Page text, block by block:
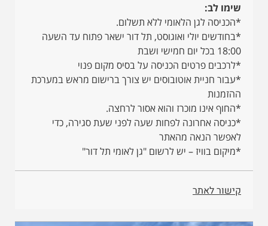
שימו לב:
*הכניסה לגן הלאומי ללא תשלום.
*בחודשים יולי ואוגוסט, תל דור ישאר פתוח עד השעה
18:00 בכל יום חמישי ושבת
*לרכבים פרטים הכניסה על בסיס מקום פנוי
*עבור חניית אוטובוסים יש צורך ברישום מראש במערכת
ההזמנות
*החוף אינו מוכרז והוא אסור לרחצה.
*כניסה אחרונה לפחות שעה לפני שעת סגירה, כדי
לאפשר הנאה מהאתר
*מיקום בוויז – יש לרשום "גן לאומי תל דור"
קישור לאתר